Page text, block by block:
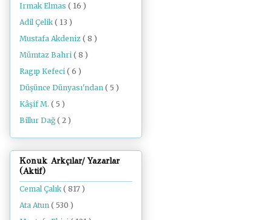
Irmak Elmas ( 16 )
Adil Çelik ( 13 )
Mustafa Akdeniz ( 8 )
Mümtaz Bahri ( 8 )
Ragıp Kefeci ( 6 )
Düşünce Dünyası'ndan ( 5 )
Kâşif M. ( 5 )
Billur Dağ ( 2 )
Konuk Arkçılar/ Yazarlar
(Aktif)
Cemal Çalık( 817 )
Ata Atun ( 530 )